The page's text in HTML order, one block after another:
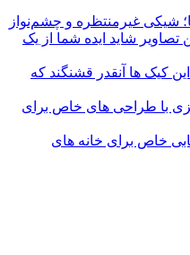
شیکی غیرمنتظره و چشم‌نواز
تصاویر شاید ایده شما از یک
کیک ها آنقدر قشنگند که
با طراحی های خاص برای
خاص برای خانه های